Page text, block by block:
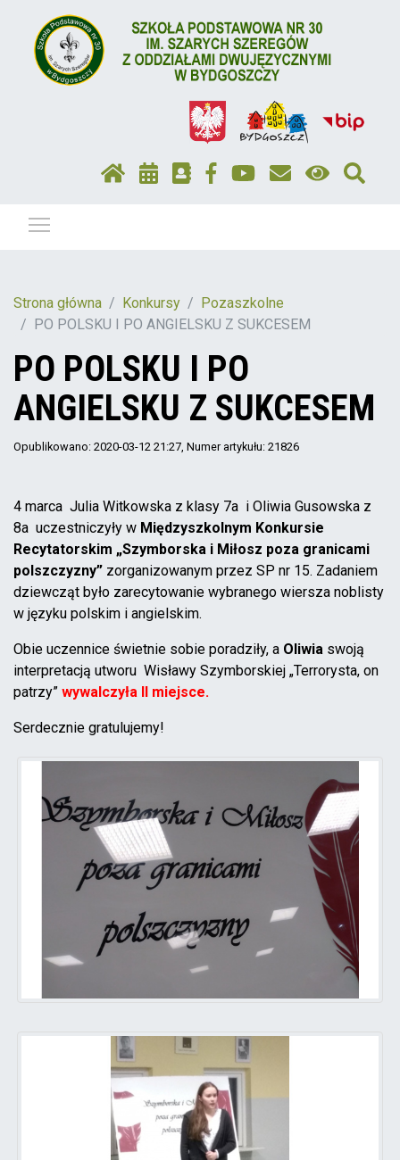
Strona główna Konkursy
Pozaszkolne
PO POLSKU I PO ANGIELSKU Z SUKCESEM
PO POLSKU I PO
ANGIELSKU Z SUKCESEM
Opublikowano: 2020-03-12 21:27 , Numer artykułu: 21826
4 marca Julia Witkowska z klasy 7a i Oliwia Gusowska z
8a uczestniczyły w Międzyszkolnym Konkursie
Recytatorskim „Szymborska i Miłosz poza granicami
polszczyzny” zorganizowanym przez SP nr 15. Zadaniem
dziewcząt było zarecytowanie wybranego wiersza noblisty
w języku polskim i angielskim.
Obie uczennice świetnie sobie poradziły, a Oliwia swoją
interpretacją utworu Wisławy Szymborskiej „Terrorysta, on
patrzy” wywalczyła II miejsce.
Serdecznie gratulujemy!